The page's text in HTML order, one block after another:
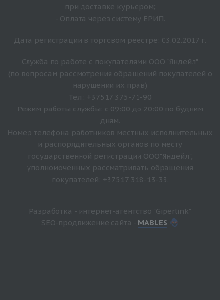
при доставке курьером;
- Оплата через систему ЕРИП.
Дата регистрации в торговом реестре: 03.02.2017 г.
Служба по работе с покупателями ООО "Яндейл"
(по вопросам рассмотрения обращений покупателей о
нарушении их прав)
Тел.: +37517 375-71-90
Режим работы службы: с 09:00 до 20:00 по будним
дням.
Номер телефона работников местных исполнительных
и распорядительных органов по месту
государственной регистрации ООО"Яндейл",
уполномоченных рассматривать обращения
покупателей: +37517 318-13-33.
Разработка - интернет-агентство "Giperlink"
SEO-продвижение сайта - MABLES